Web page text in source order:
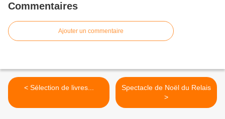
Commentaires
Ajouter un commentaire
< Sélection de livres...
Spectacle de Noël du Relais
>